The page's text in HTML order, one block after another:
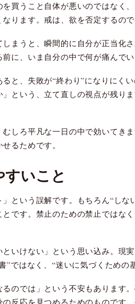
買うこと自体が悪いのではなく
ります。戒は、欲を否定するの
まうと、瞬間的に自分が正当化
に、いま自分の中で何が痛んで
と、失敗が“終わり”になりにく
という、立て直しの視点が残り
しろ平凡な一日の中で効いてき
るためです。
いこと
という誤解です。もちろん“し
です。禁止のための禁止ではな
いけない」という思い込み。現
ではなく、“迷いに気づくための
のでは」という不安もあります
反応を見つめるためのものです